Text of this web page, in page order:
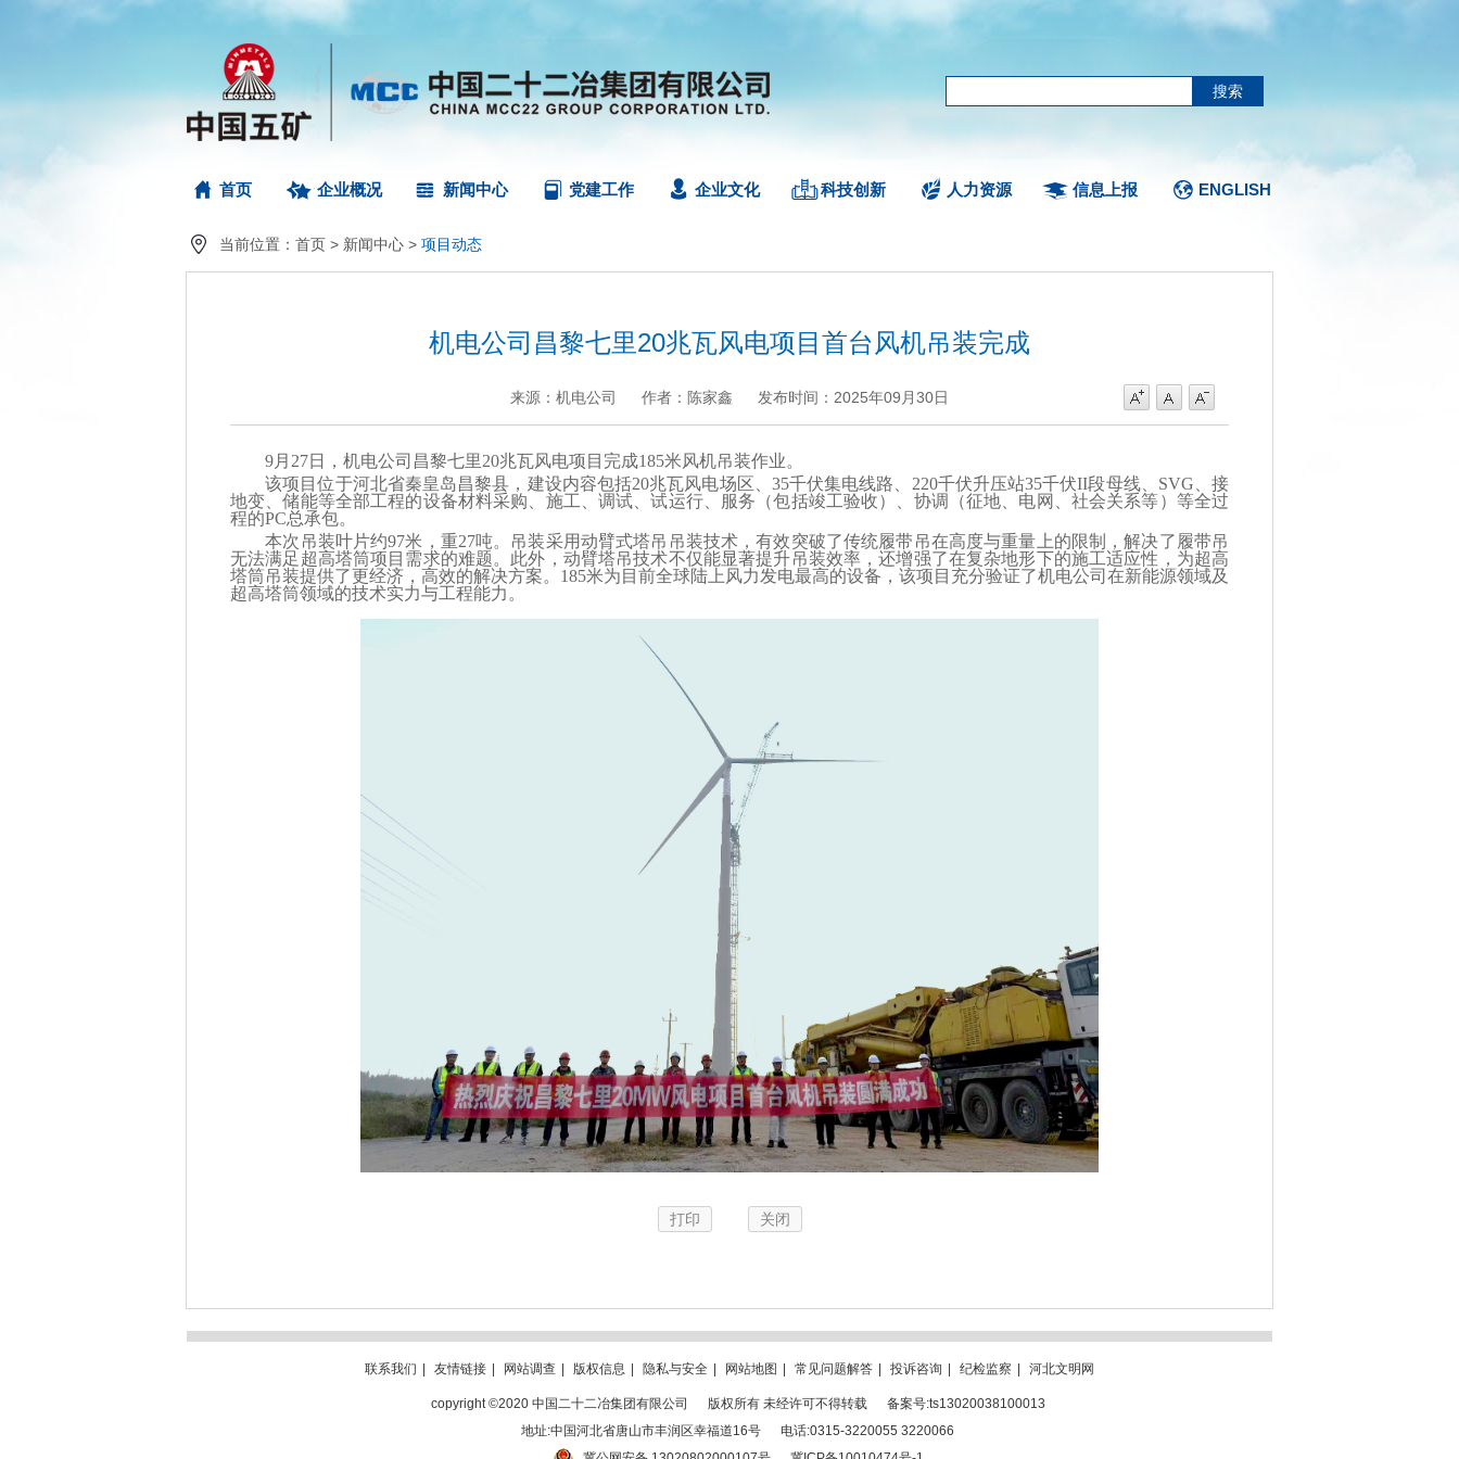
首页 企业概况 新闻中心 党建工作 企业文化 科技创新 人力资源 信息上报 ENGLISH
当前位置： 首页 > 新闻中心 > 项目动态
机电公司昌黎七里20兆瓦风电项目首台风机吊装完成
来源：机电公司 作者：陈家鑫 发布时间：2025年09月30日
+ -
9月27日，机电公司昌黎七里20兆瓦风电项目完成185米风机吊装作业。
该项目位于河北省秦皇岛昌黎县，建设内容包括20兆瓦风电场区、35千伏集电线路、220千伏升压站35千伏II段母线、SVG、接
地变、储能等全部工程的设备材料采购、施工、调试、试运行、服务（包括竣工验收）、协调（征地、电网、社会关系等）等全过
程的PC总承包。
本次吊装叶片约97米，重27吨。吊装采用动臂式塔吊吊装技术，有效突破了传统履带吊在高度与重量上的限制，解决了履带吊
无法满足超高塔筒项目需求的难题。此外，动臂塔吊技术不仅能显著提升吊装效率，还增强了在复杂地形下的施工适应性，为超高
塔筒吊装提供了更经济，高效的解决方案。185米为目前全球陆上风力发电最高的设备，该项目充分验证了机电公司在新能源领域及
超高塔筒领域的技术实力与工程能力。
打印 关闭
联系我们 | 友情链接 | 网站调查 | 版权信息 | 隐私与安全 | 网站地图 | 常见问题解答 | 投诉咨询 | 纪检监察 | 河北文明网
copyright ©2020 中国二十二冶集团有限公司 版权所有 未经许可不得转载
备案号:ts13020038100013
地址:中国河北省唐山市丰润区幸福道16号
电话:0315-3220055 3220066